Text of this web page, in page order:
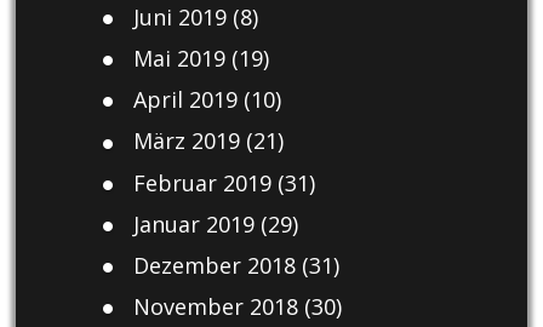
Juni 2019(8)
Mai 2019(19)
April 2019(10)
März 2019(21)
Februar 2019(31)
Januar 2019(29)
Dezember 2018(31)
November 2018(30)